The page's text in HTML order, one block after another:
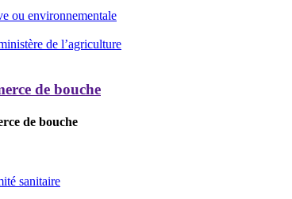
ou environnementale
de l’agriculture
de bouche
de bouche
sanitaire